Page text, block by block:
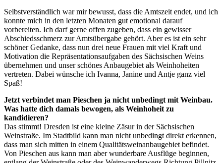
Selbstverständlich war mir bewusst, dass die Amtszeit endet, und ich
konnte mich in den letzten Monaten gut emotional darauf
vorbereiten. Ich darf gerne offen zugeben, dass ein gewisser
Abschiedsschmerz zur Amtsübergabe gehört. Aber es ist ein sehr
schöner Gedanke, dass nun drei neue Frauen mit viel Kraft und
Motivation die Repräsentationsaufgaben des Sächsischen Weins
übernehmen und unser schönes Anbaugebiet als Weinhoheiten
vertreten. Dabei wünsche ich Ivanna, Janine und Antje ganz viel
Spaß!
Jetzt verbindet man Pieschen ja nicht unbedingt mit Weinbau.
Was hatte dich damals bewogen, als Weinhoheit zu
kandidieren?
Das stimmt! Dresden ist eine kleine Zäsur in der Sächsischen
Weinstraße. Im Stadtbild kann man nicht unbedingt direkt erkennen,
dass man sich mitten in einem Qualitätsweinanbaugebiet befindet.
Von Pieschen aus kann man aber wunderbare Ausflüge beginnen,